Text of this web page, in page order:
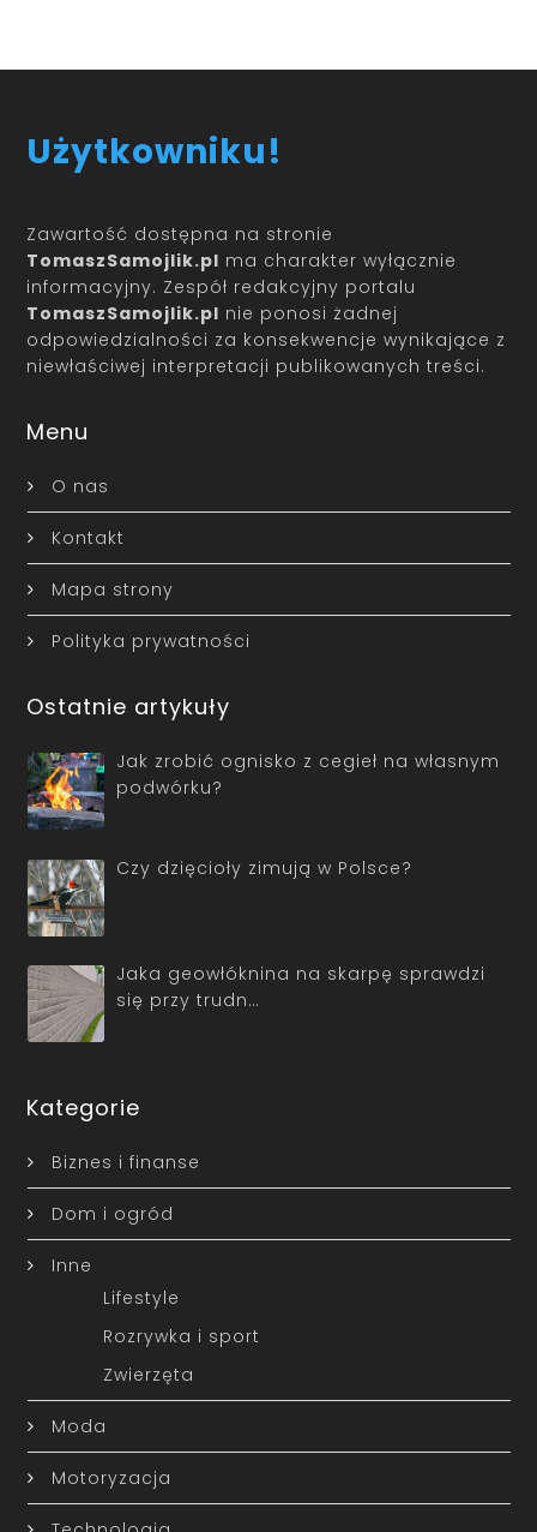
Użytkowniku!
Zawartość dostępna na stronie
TomaszSamojlik.pl ma charakter wyłącznie
informacyjny. Zespół redakcyjny portalu
TomaszSamojlik.pl nie ponosi żadnej
odpowiedzialności za konsekwencje wynikające z
niewłaściwej interpretacji publikowanych treści.
Menu
O nas
Kontakt
Mapa strony
Polityka prywatności
Ostatnie artykuły
Jak zrobić ognisko z cegieł na własnym
podwórku?
Czy dzięcioły zimują w Polsce?
Jaka geowłóknina na skarpę sprawdzi
się przy trudn…
Kategorie
Biznes i finanse
Dom i ogród
Inne
Lifestyle
Rozrywka i sport
Zwierzęta
Moda
Motoryzacja